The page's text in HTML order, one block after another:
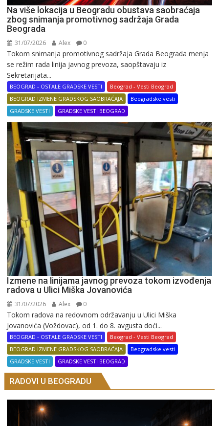
Na više lokacija u Beogradu obustava saobraćaja
zbog snimanja promotivnog sadržaja Grada
Beograda
31/07/2026 Alex 0
Tokom snimanja promotivnog sadržaja Grada Beograda menja
se režim rada linija javnog prevoza, saopštavaju iz
Sekretarijata...
BEOGRAD - OSTALE GRADSKE VESTI
Beograd - Vesti Beograd
BEOGRAD IZMENE GRADSKOG SAOBRAĆAJA
Beogradske vesti
GRADSKE VESTI
GRADSKE VESTI BEOGRAD
Izmene na linijama javnog prevoza tokom izvođenja
radova u Ulici Miška Jovanovića
31/07/2026 Alex 0
Tokom radova na redovnom održavanju u Ulici Miška
Jovanovića (Voždovac), od 1. do 8. avgusta doći...
BEOGRAD - OSTALE GRADSKE VESTI
Beograd - Vesti Beograd
BEOGRAD IZMENE GRADSKOG SAOBRAĆAJA
Beogradske vesti
GRADSKE VESTI
GRADSKE VESTI BEOGRAD
RADOVI U BEOGRADU